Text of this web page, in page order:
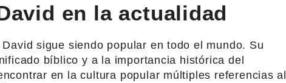
en la actualidad
sigue siendo popular en todo el mundo. Su
bíblico y a la importancia histórica del
en la cultura popular múltiples referencias al